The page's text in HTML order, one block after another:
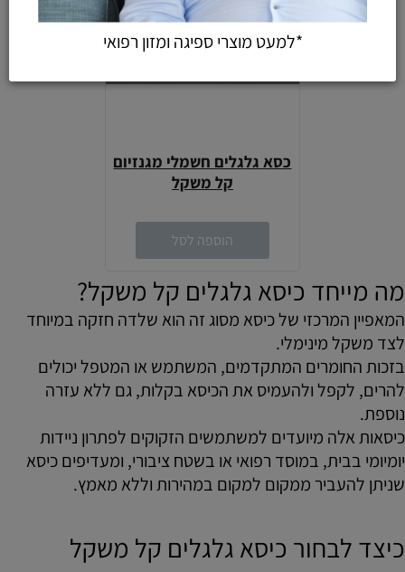
כסא גלגלים חשמלי מגנזיום
קל משקל
הוספה לסל
מה מייחד כיסא גלגלים קל משקל?
המאפיין המרכזי של כיסא מסוג זה הוא שלדה חזקה במיוחד
לצד משקל מינימלי.
בזכות החומרים המתקדמים, המשתמש או המטפל יכולים
להרים, לקפל ולהעמיס את הכיסא בקלות, גם ללא עזרה
נוספת.
כיסאות אלה מיועדים למשתמשים הזקוקים לפתרון ניידות
יומיומי בבית, במוסד רפואי או בשטח ציבורי, ומעדיפים כיסא
שניתן להעביר ממקום למקום במהירות וללא מאמץ.
כיצד לבחור כיסא גלגלים קל משקל
*למעט מוצרי ספיגה ומזון רפואי